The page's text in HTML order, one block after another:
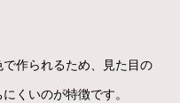
作られるため、見た目の
くいのが特徴です。